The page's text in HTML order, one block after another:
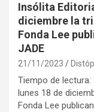
Insólita
diciembre la
Fonda Lee
JADE
21/11/2023
Tiempo de
lunes 18 de
Fonda Lee